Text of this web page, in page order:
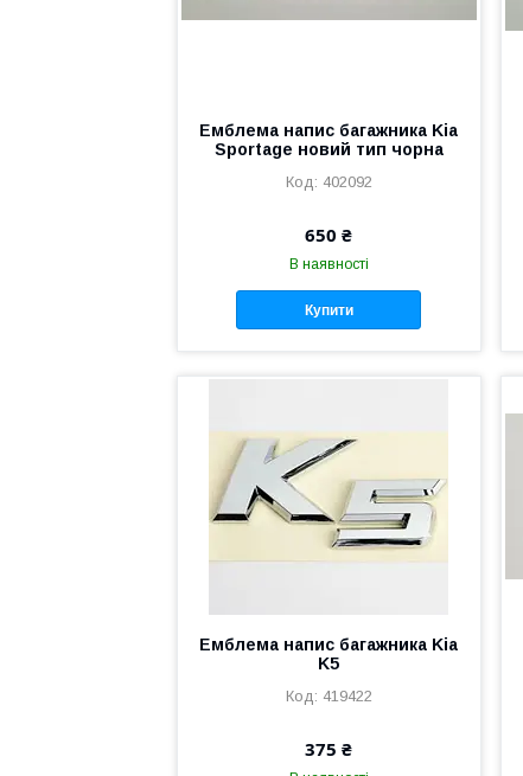
Емблема напис багажника Kia
Sportage новий тип чорна
402092
650 ₴
В наявності
Купити
Емблема напис багажника Kia
K5
419422
375 ₴